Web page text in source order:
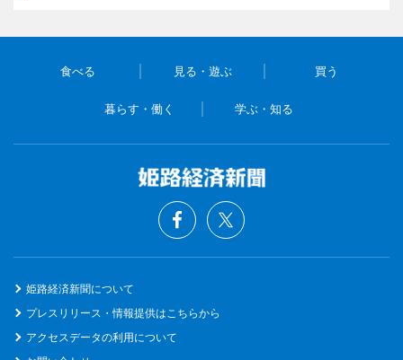
食べる 見る・遊ぶ 買う
暮らす・働く 学ぶ・知る
姫路経済新聞について
プレスリリース・情報提供はこちらから
アクセスデータの利用について